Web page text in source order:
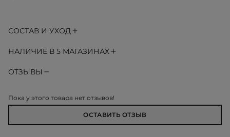
СОСТАВ И УХОД
НАЛИЧИЕ В 5 МАГАЗИНАХ
ОТЗЫВЫ
Пока у этого товара нет отзывов!
ОСТАВИТЬ ОТЗЫВ